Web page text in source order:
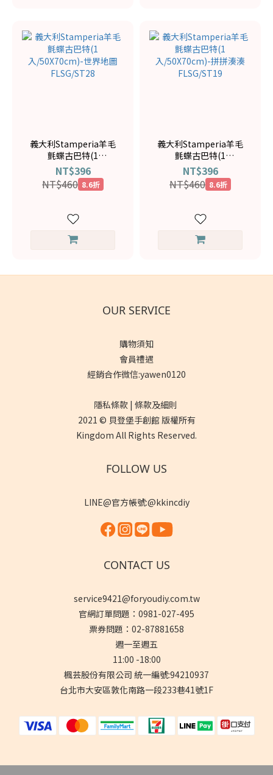
義大利Stamperia羊毛
氈蝶古巴特(1
入/50X70cm)-世界地圖
FLSG/ST28
NT$396
NT$460 8.6折
義大利Stamperia羊毛
氈蝶古巴特(1
入/50X70cm)-拼拼湊湊
FLSG/ST19
NT$396
NT$460 8.6折
OUR SERVICE
購物須知
會員禮遇
經銷合作微信:yawen0120
隱私條款 | 條款及細則
2021 © 貝登堡手創館 版權所有
Kingdom All Rights Reserved.
FOLLOW US
LINE@官方帳號:@kkincdiy
CONTACT US
service9421@foryoudiy.com.tw
官網訂單問題：0981-027-495
票券問題：02-87881658
週一至週五
11:00 -18:00
楓芸股份有限公司 統一編號:94210937
台北市大安區敦化南路一段233巷41號1F